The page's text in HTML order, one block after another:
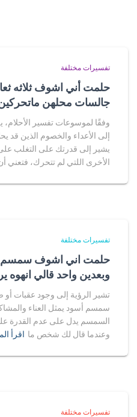
تفسيرات مختلفة
حلمت أني اشوف ثلاثه
جالسات محلهن
وفقًا لموسوعات تفسير الأحلام،
إلى الأعداء والخصوم الذين قد
يشير إلى قدرتك على التغلب على
الأخرى اللتي لم تتحرك، فتعني
تفسيرات مختلفة
حلمت اني اشوف سمسم
وبعدين واحد قالي انهوه
تشير الرؤية إلى وجود عقبات أو
سمسم أسود يمثل العناء
السمسم يدل على عدم القدرة
وعندما قال لك شخص ما اقرأ
تفسيرات مختلفة